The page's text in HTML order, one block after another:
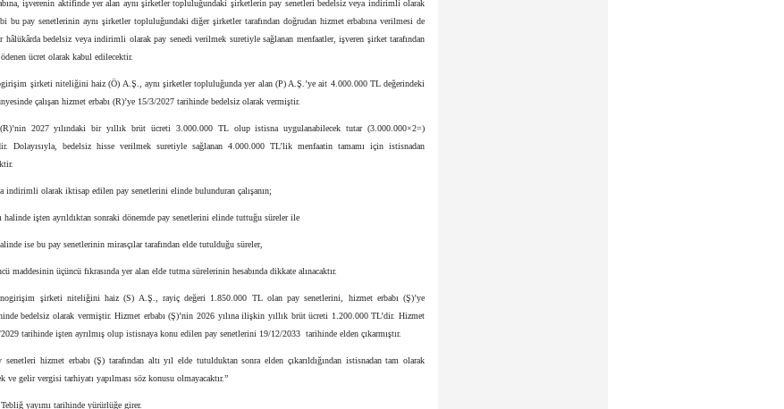
işverenin aktifinde yer alan aynı şirketler topluluğundaki şirketlerin pay senetleri bedelsiz veya indirimli olarak
bu pay senetlerinin aynı şirketler topluluğundaki diğer şirketler tarafından doğrudan hizmet erbabına verilmesi de
hâlükârda bedelsiz veya indirimli olarak pay senedi verilmek suretiyle sağlanan menfaatler, işveren şirket tarafından
ücret olarak kabul edilecektir.
şirketi niteliğini haiz (Ö) A.Ş., aynı şirketler topluluğunda yer alan (P) A.Ş.’ye ait 4.000.000 TL değerindeki
çalışan hizmet erbabı (R)’ye 15/3/2027 tarihinde bedelsiz olarak vermiştir.
2027 yılındaki bir yıllık brüt ücreti 3.000.000 TL olup istisna uygulanabilecek tutar (3.000.000×2=)
Dolayısıyla, bedelsiz hisse verilmek suretiyle sağlanan 4.000.000 TL’lik menfaatin tamamı için istisnadan
indirimli olarak iktisap edilen pay senetlerini elinde bulunduran çalışanın;
halinde işten ayrıldıktan sonraki dönemde pay senetlerini elinde tuttuğu süreler ile
ise bu pay senetlerinin mirasçılar tarafından elde tutulduğu süreler,
maddesinin üçüncü fıkrasında yer alan elde tutma sürelerinin hesabında dikkate alınacaktır.
şirketi niteliğini haiz (S) A.Ş., rayiç değeri 1.850.000 TL olan pay senetlerini, hizmet erbabı (Ş)’ye
bedelsiz olarak vermiştir. Hizmet erbabı (Ş)’nin 2026 yılına ilişkin yıllık brüt ücreti 1.200.000 TL’dir. Hizmet
tarihinde işten ayrılmış olup istisnaya konu edilen pay senetlerini 19/12/2033 tarihinde elden çıkarmıştır.
senetleri hizmet erbabı (Ş) tarafından altı yıl elde tutulduktan sonra elden çıkarıldığından istisnadan tam olarak
ve gelir vergisi tarhiyatı yapılması söz konusu olmayacaktır.”
yayımı tarihinde yürürlüğe girer.